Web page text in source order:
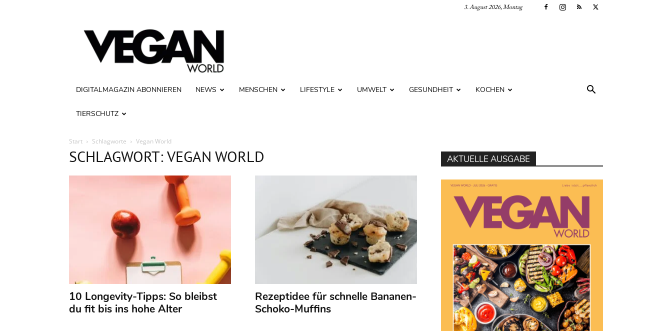
3. August 2026, Montag
Vegan
World
DIGITALMAGAZIN ABONNIEREN NEWS MENSCHEN LIFESTYLE UMWELT GESUNDHEIT KOCHEN
TIERSCHUTZ
Start Schlagworte Vegan World
SCHLAGWORT: VEGAN WORLD
10 Longevity-Tipps: So bleibst
du fit bis ins hohe Alter
Rezeptidee für schnelle Bananen-
Schoko-Muffins
AKTUELLE AUSGABE